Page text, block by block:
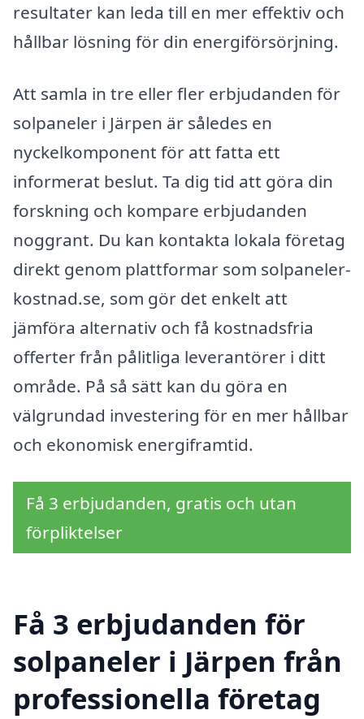
resultater kan leda till en mer effektiv och
hållbar lösning för din energiförsörjning.
Att samla in tre eller fler erbjudanden för
solpaneler i Järpen är således en
nyckelkomponent för att fatta ett
informerat beslut. Ta dig tid att göra din
forskning och kompare erbjudanden
noggrant. Du kan kontakta lokala företag
direkt genom plattformar som solpaneler-
kostnad.se, som gör det enkelt att
jämföra alternativ och få kostnadsfria
offerter från pålitliga leverantörer i ditt
område. På så sätt kan du göra en
välgrundad investering för en mer hållbar
och ekonomisk energiframtid.
Få 3 erbjudanden, gratis och utan
förpliktelser
Få 3 erbjudanden för
solpaneler i Järpen från
professionella företag